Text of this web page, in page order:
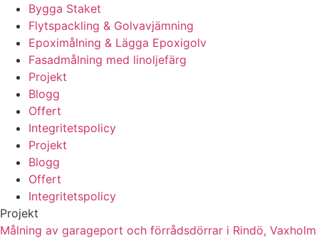
Bygga Staket
Flytspackling & Golvavjämning
Epoximålning & Lägga Epoxigolv
Fasadmålning med linoljefärg
Projekt
Blogg
Offert
Integritetspolicy
Projekt
Blogg
Offert
Integritetspolicy
Projekt
Målning av garageport och förrådsdörrar i Rindö, Vaxholm